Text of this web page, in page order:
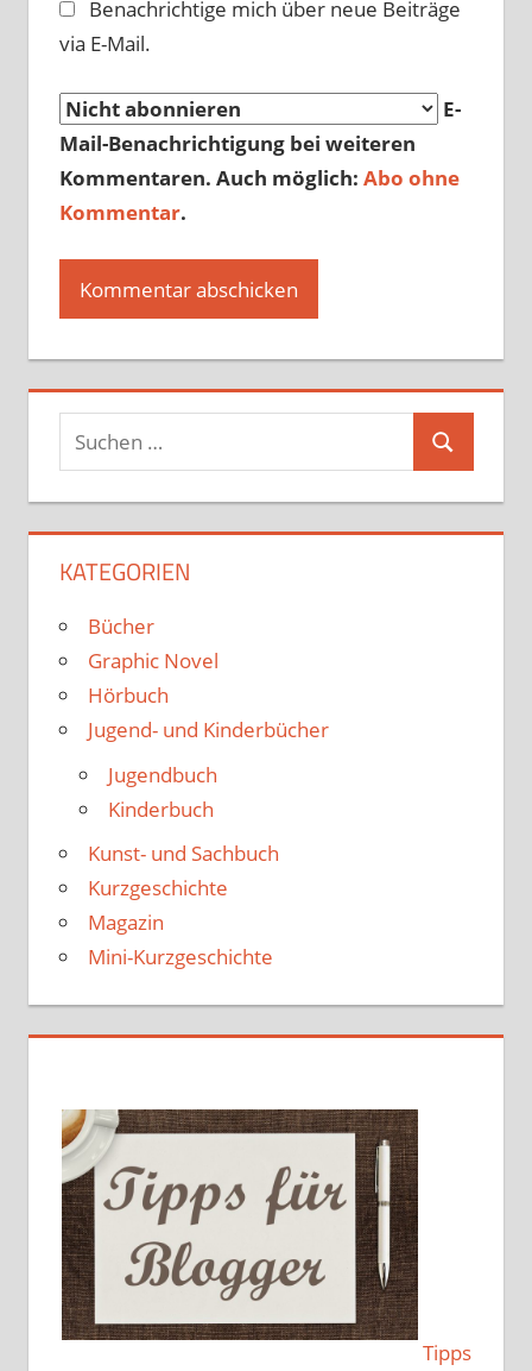
Benachrichtige mich über neue Beiträge
via E-Mail.
E-
Mail-Benachrichtigung bei weiteren
Kommentaren. Auch möglich: Abo ohne
Kommentar.
KATEGORIEN
Bücher
Graphic Novel
Hörbuch
Jugend- und Kinderbücher
Jugendbuch
Kinderbuch
Kunst- und Sachbuch
Kurzgeschichte
Magazin
Mini-Kurzgeschichte
Tipps